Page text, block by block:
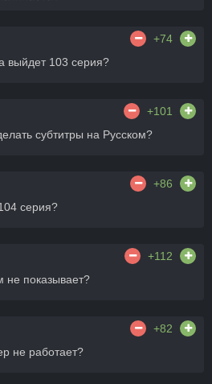
+74
выйдет 103 серия?
+101
субтитры на Русском?
+86
серия?
+112
показывает?
+82
не работает?